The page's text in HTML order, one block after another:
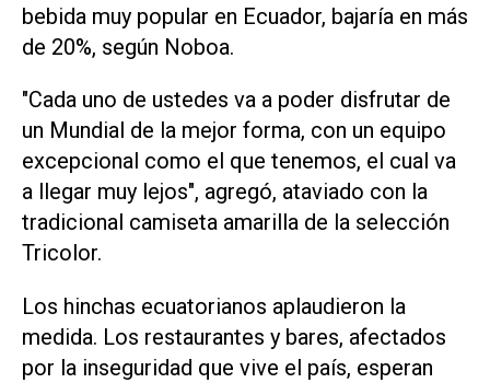
bebida muy popular en Ecuador, bajaría en más
de 20%, según Noboa.
"Cada uno de ustedes ​va a ‌poder disfrutar de
un Mundial de la mejor forma, con un equipo
excepcional como el que tenemos, el cual va
a llegar ⁠muy lejos", agregó, ataviado con la
tradicional camiseta amarilla de la selección
Tricolor.
Los hinchas ecuatorianos aplaudieron la
medida. Los restaurantes y bares, afectados
por la inseguridad que vive el país, esperan